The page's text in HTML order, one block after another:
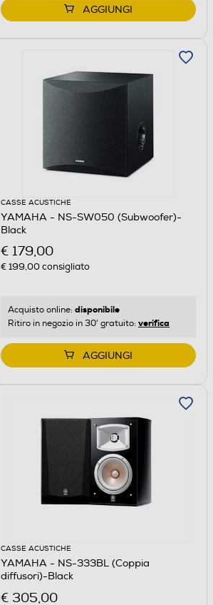
AGGIUNGI
CASSE ACUSTICHE
YAMAHA - NS-SW050 (Subwoofer)-
Black
€ 179,00
€ 199,00consigliato
Acquisto online: disponibile
Ritiro in negozio in 30' gratuito: verifica
AGGIUNGI
CASSE ACUSTICHE
YAMAHA - NS-333BL (Coppia
diffusori)-Black
€ 305,00